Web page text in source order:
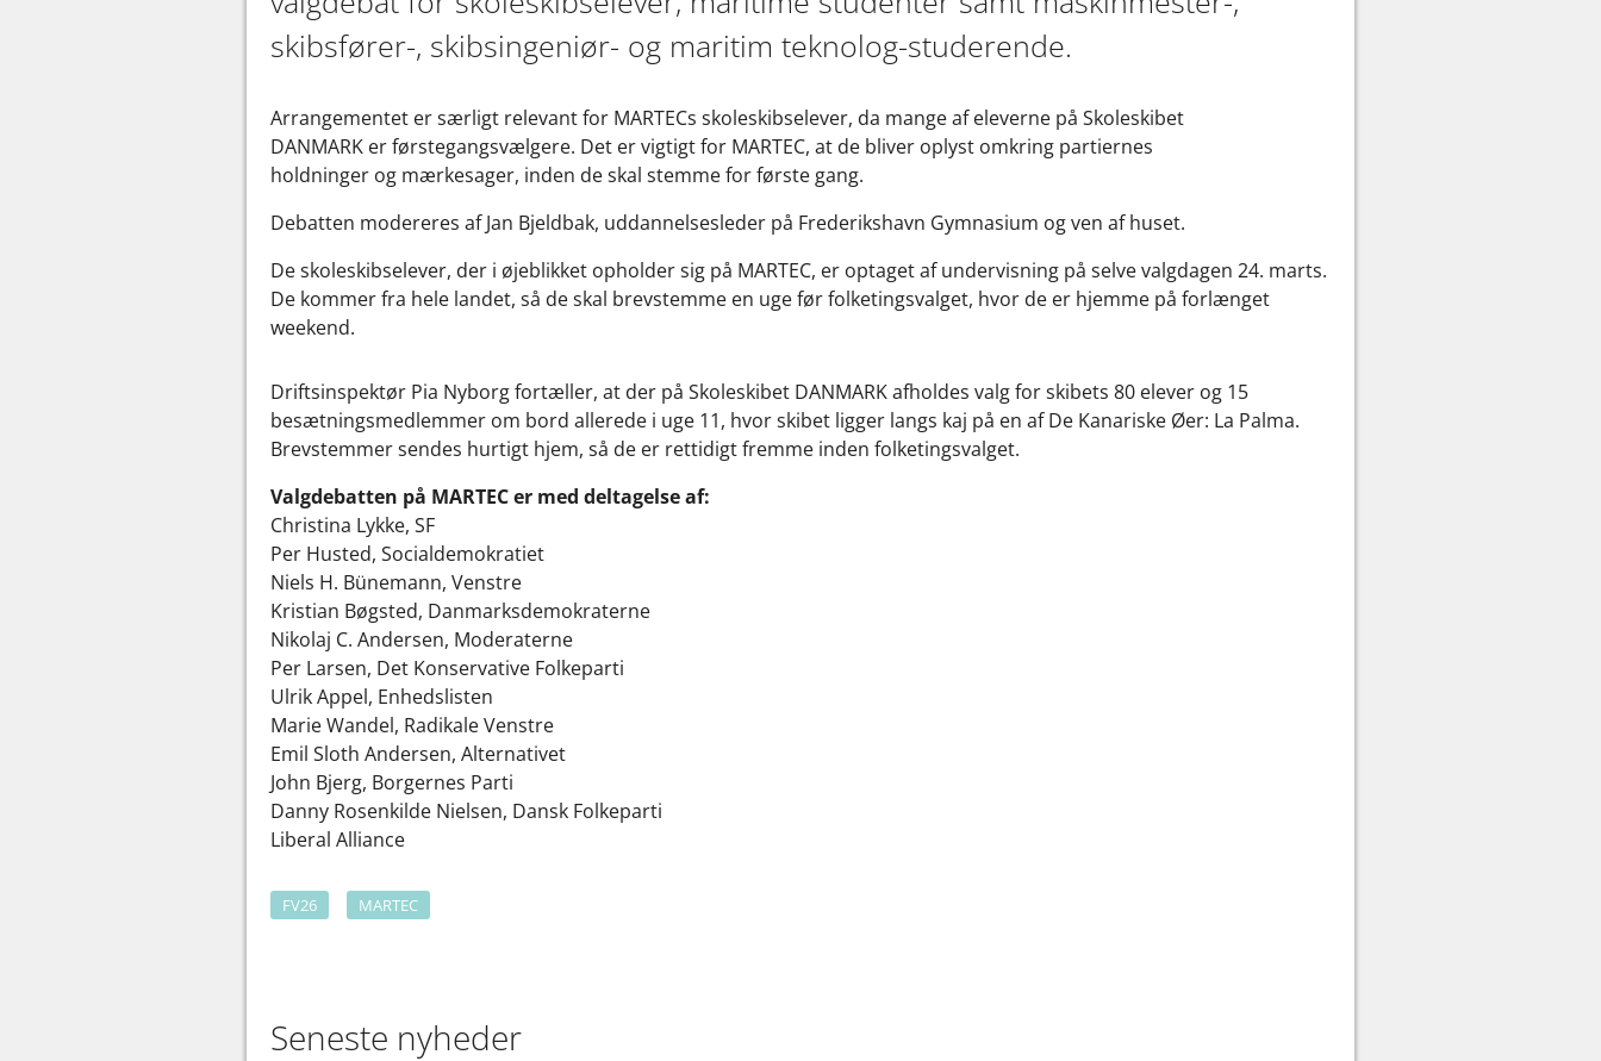
skibsfører-, skibsingeniør- og maritim teknolog-studerende.
Arrangementet er særligt relevant for MARTECs skoleskibselever, da mange af eleverne på Skoleskibet
DANMARK er førstegangsvælgere. Det er vigtigt for MARTEC, at de bliver oplyst omkring partiernes
holdninger og mærkesager, inden de skal stemme for første gang.
Debatten modereres af Jan Bjeldbak, uddannelsesleder på Frederikshavn Gymnasium og ven af huset.
De skoleskibselever, der i øjeblikket opholder sig på MARTEC, er optaget af undervisning på selve valgdagen 24. marts.
De kommer fra hele landet, så de skal brevstemme en uge før folketingsvalget, hvor de er hjemme på forlænget
weekend.
Driftsinspektør Pia Nyborg fortæller, at der på Skoleskibet DANMARK afholdes valg for skibets 80 elever og 15
besætningsmedlemmer om bord allerede i uge 11, hvor skibet ligger langs kaj på en af De Kanariske Øer: La Palma.
Brevstemmer sendes hurtigt hjem, så de er rettidigt fremme inden folketingsvalget.
Valgdebatten på MARTEC er med deltagelse af:
Christina Lykke, SF
Per Husted, Socialdemokratiet
Niels H. Bünemann, Venstre
Kristian Bøgsted, Danmarksdemokraterne
Nikolaj C. Andersen, Moderaterne
Per Larsen, Det Konservative Folkeparti
Ulrik Appel, Enhedslisten
Marie Wandel, Radikale Venstre
Emil Sloth Andersen, Alternativet
John Bjerg, Borgernes Parti
Danny Rosenkilde Nielsen, Dansk Folkeparti
Liberal Alliance
FV26 MARTEC
Seneste nyheder